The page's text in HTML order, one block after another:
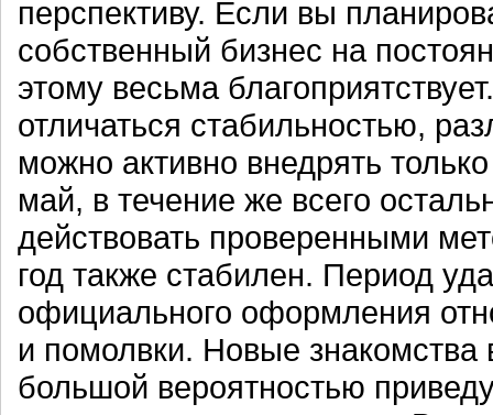
перспективу. Если вы
собственный бизнес на
этому весьма
отличаться стабильностью,
можно активно внедрять
май, в течение же всего
действовать проверенными
год также стабилен. Период
официального оформления
и помолвки. Новые знакомства
большой вероятностью